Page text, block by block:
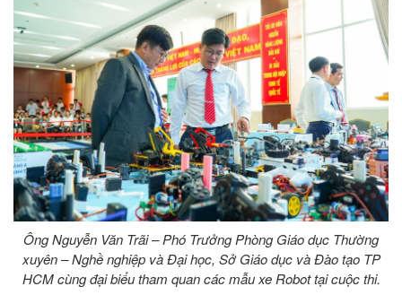
Ông Nguyễn Văn Trãi – Phó Trưởng Phòng Giáo dục Thường
xuyên – Nghề nghiệp và Đại học, Sở Giáo dục và Đào tạo TP
HCM cùng đại biểu tham quan các mẫu xe Robot tại cuộc thi.